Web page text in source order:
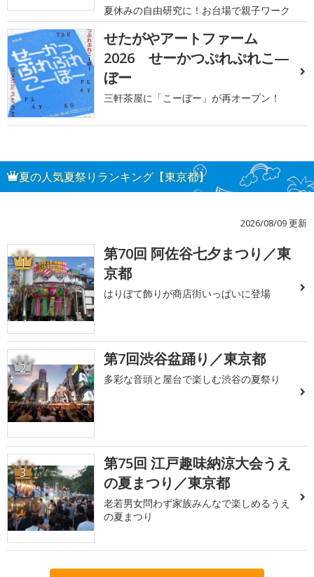
夏休みの自由研究に！お台場で親子ワーク
せたがやアートファーム
2026 せーかつぷれぷれこ―
ぼー
三軒茶屋に「こーぼー」が再オープン！
夏の人気夏祭りランキング【東京都】
2026/08/09 更新
1
第70回 阿佐谷七夕まつり／東
京都
はりぼて飾りが商店街いっぱいに登場
2 第7回渋谷盆踊り／東京都
多彩な音頭と屋台で楽しむ渋谷の夏祭り
3
第75回 江戸趣味納涼大会うえ
の夏まつり／東京都
老若男女問わず家族みんなで楽しめるうえ
の夏まつり